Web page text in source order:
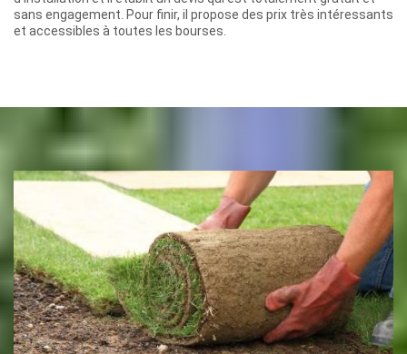
sans engagement. Pour finir, il propose des prix très intéressants
et accessibles à toutes les bourses.